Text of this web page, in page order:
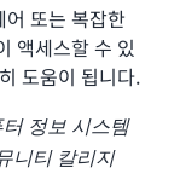
또는 복잡한
액세스할 수 있
도움이 됩니다.
정보 시스템
니티 칼리지